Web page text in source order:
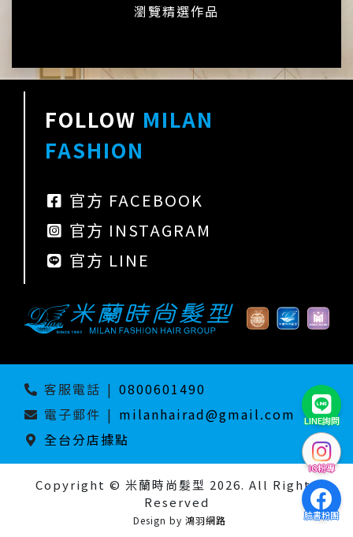
瀏覽精選作品
FOLLOW MILAN
FASHION
官方 FACEBOOK
官方 INSTAGRAM
官方 LINE
客服電話 | 0800601490
電子郵件 | milanhairad@gmail.com
全台分店據點
Copyright © 米蘭時尚髮型 2026. All Rights
Reserved
Design by 鴻羽網路
LINE詢問
IG粉專
臉書粉團